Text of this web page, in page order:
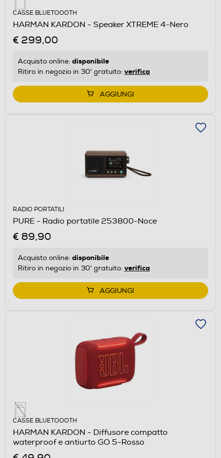
CASSE BLUETOOOTH
HARMAN KARDON - Speaker XTREME 4-Nero
€ 299,00
Acquisto online: disponibile
Ritiro in negozio in 30' gratuito: verifica
AGGIUNGI
RADIO PORTATILI
PURE - Radio portatile 253800-Noce
€ 89,90
Acquisto online: disponibile
Ritiro in negozio in 30' gratuito: verifica
AGGIUNGI
CASSE BLUETOOOTH
HARMAN KARDON - Diffusore compatto
waterproof e antiurto GO 5-Rosso